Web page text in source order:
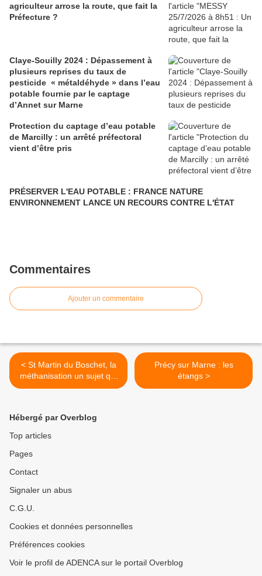
agriculteur arrose la route, que fait la
Préfecture ?
Claye-Souilly 2024 : Dépassement à
plusieurs reprises du taux de
pesticide « métaldéhyde » dans l’eau
potable fournie par le captage
d’Annet sur Marne
Protection du captage d’eau potable
de Marcilly : un arrêté préfectoral
vient d’être pris
PRÉSERVER L'EAU POTABLE : FRANCE NATURE
ENVIRONNEMENT LANCE UN RECOURS CONTRE L'ÉTAT
Commentaires
Ajouter un commentaire
< St Martin du Boschet, la
méthanisation un sujet qui
fâche : le CR IDF alloue
seulement 135 000 € à la
commune pour rendre
Précy sur Marne : les
étangs >
Hébergé par Overblog
Top articles
Pages
Contact
Signaler un abus
C.G.U.
Cookies et données personnelles
Préférences cookies
Voir le profil de ADENCA sur le portail Overblog